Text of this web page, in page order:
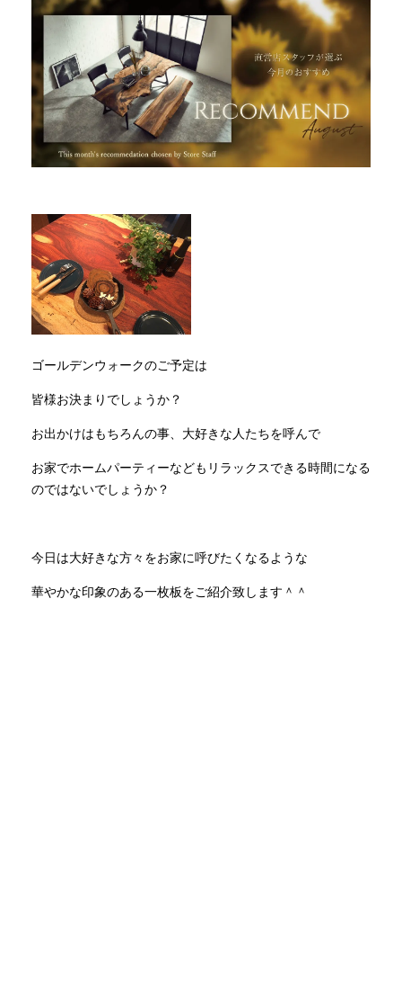
お問い合わせ
ゴールデンウォークのご予定は
皆様お決まりでしょうか？
お出かけはもちろんの事、大好きな人たちを呼んで
お家でホームパーティーなどもリラックスできる時間になる
のではないでしょうか？
今日は大好きな方々をお家に呼びたくなるような
華やかな印象のある一枚板をご紹介致します＾＾